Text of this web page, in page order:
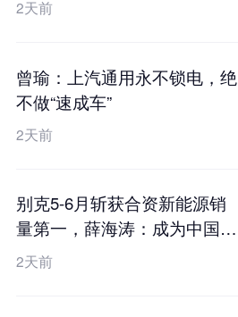
2天前
曾瑜：上汽通用永不锁电，绝
不做“速成车”
2天前
别克5-6月斩获合资新能源销
量第一，薛海涛：成为中国市
场新能源第一是我们未来的目
2天前